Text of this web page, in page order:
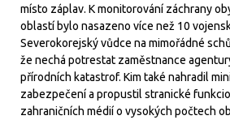
místo záplav. K monitorování záchrany
oblastí bylo nasazeno více než 10
Severokorejský vůdce na mimořádné
že nechá potrestat zaměstnance
přírodních katastrof. Kim také nahradil
zabezpečení a propustil stranické
zahraničních médií o vysokých počtech